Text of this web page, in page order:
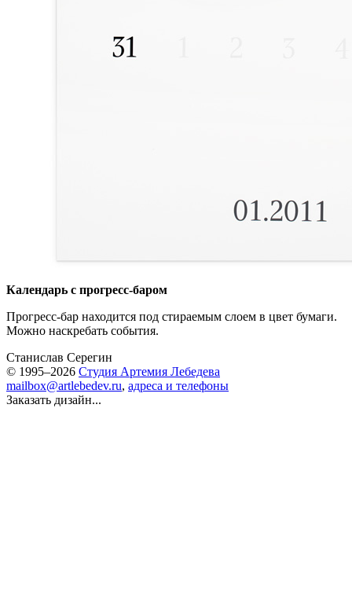
Календарь с прогресс-баром
Прогресс-бар находится под стираемым слоем в цвет бумаги.
Можно наскребать события.
Станислав Серегин
© 1995–2026 Студия Артемия Лебедева
mailbox@artlebedev.ru, адреса и телефоны
Заказать дизайн...